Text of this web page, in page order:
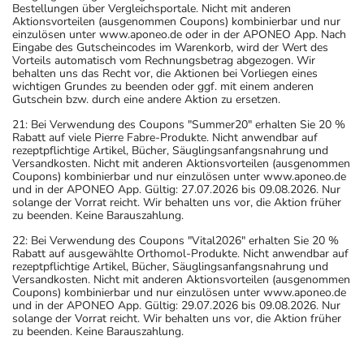
Bestellungen über Vergleichsportale. Nicht mit anderen
Aktionsvorteilen (ausgenommen Coupons) kombinierbar und nur
einzulösen unter www.aponeo.de oder in der APONEO App. Nach
Eingabe des Gutscheincodes im Warenkorb, wird der Wert des
Vorteils automatisch vom Rechnungsbetrag abgezogen. Wir
behalten uns das Recht vor, die Aktionen bei Vorliegen eines
wichtigen Grundes zu beenden oder ggf. mit einem anderen
Gutschein bzw. durch eine andere Aktion zu ersetzen.
21: Bei Verwendung des Coupons "Summer20" erhalten Sie 20 %
Rabatt auf viele Pierre Fabre-Produkte. Nicht anwendbar auf
rezeptpflichtige Artikel, Bücher, Säuglingsanfangsnahrung und
Versandkosten. Nicht mit anderen Aktionsvorteilen (ausgenommen
Coupons) kombinierbar und nur einzulösen unter www.aponeo.de
und in der APONEO App. Gültig: 27.07.2026 bis 09.08.2026. Nur
solange der Vorrat reicht. Wir behalten uns vor, die Aktion früher
zu beenden. Keine Barauszahlung.
22: Bei Verwendung des Coupons "Vital2026" erhalten Sie 20 %
Rabatt auf ausgewählte Orthomol-Produkte. Nicht anwendbar auf
rezeptpflichtige Artikel, Bücher, Säuglingsanfangsnahrung und
Versandkosten. Nicht mit anderen Aktionsvorteilen (ausgenommen
Coupons) kombinierbar und nur einzulösen unter www.aponeo.de
und in der APONEO App. Gültig: 29.07.2026 bis 09.08.2026. Nur
solange der Vorrat reicht. Wir behalten uns vor, die Aktion früher
zu beenden. Keine Barauszahlung.